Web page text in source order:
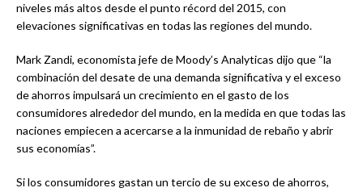
niveles más altos desde el punto récord del 2015, con
elevaciones significativas en todas las regiones del mundo.
Mark Zandi, economista jefe de Moody’s Analyticas dijo que “la
combinación del desate de una demanda significativa y el exceso
de ahorros impulsará un crecimiento en el gasto de los
consumidores alrededor del mundo, en la medida en que todas las
naciones empiecen a acercarse a la inmunidad de rebaño y abrir
sus economías”.
Si los consumidores gastan un tercio de su exceso de ahorros,